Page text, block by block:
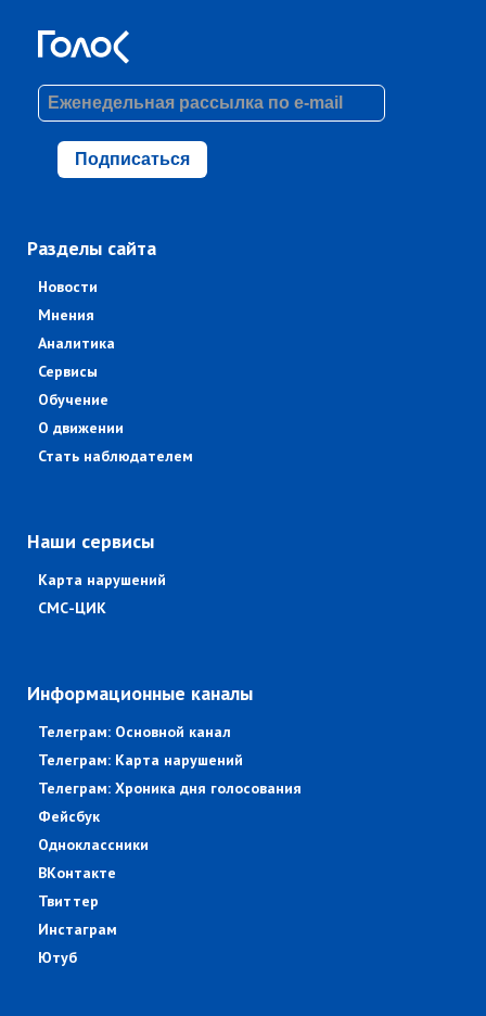
Подписаться
Разделы сайта
Новости
Мнения
Аналитика
Сервисы
Обучение
О движении
Стать наблюдателем
Наши сервисы
Карта нарушений
СМС-ЦИК
Информационные каналы
Телеграм: Основной канал
Телеграм: Карта нарушений
Телеграм: Хроника дня голосования
Фейсбук
Одноклассники
ВКонтакте
Твиттер
Инстаграм
Ютуб